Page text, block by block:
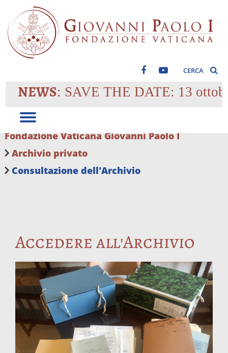
CERCA
NEWS: SAVE THE DATE: 13
Fondazione Vaticana Giovanni Paolo I
Archivio privato
Consultazione dell'Archivio
Accedere all'Archivio